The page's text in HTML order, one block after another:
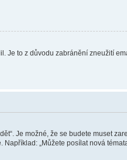
Je to z důvodu zabránění zneužití
Je možné, že se budete muset
„Můžete posílat nová